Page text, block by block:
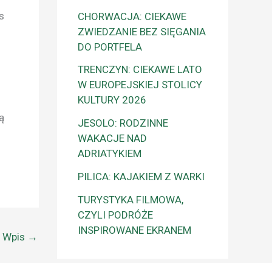
→
CHORWACJA: CIEKAWE
ZWIEDZANIE BEZ SIĘGANIA
DO PORTFELA
TRENCZYN: CIEKAWE LATO
W EUROPEJSKIEJ STOLICY
KULTURY 2026
JESOLO: RODZINNE
WAKACJE NAD
ADRIATYKIEM
PILICA: KAJAKIEM Z WARKI
TURYSTYKA FILMOWA,
CZYLI PODRÓŻE
INSPIROWANE EKRANEM